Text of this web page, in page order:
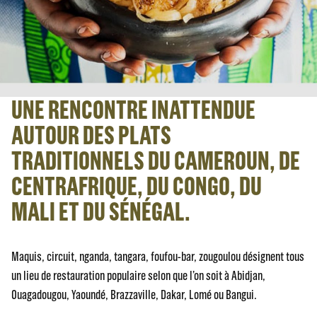
UNE RENCONTRE INATTENDUE
AUTOUR DES PLATS
TRADITIONNELS DU CAMEROUN, DE
CENTRAFRIQUE, DU CONGO, DU
MALI ET DU SÉNÉGAL.
Maquis, circuit, nganda, tangara, foufou-bar, zougoulou désignent tous
un lieu de restauration populaire selon que l’on soit à Abidjan,
Ouagadougou, Yaoundé, Brazzaville, Dakar, Lomé ou Bangui.